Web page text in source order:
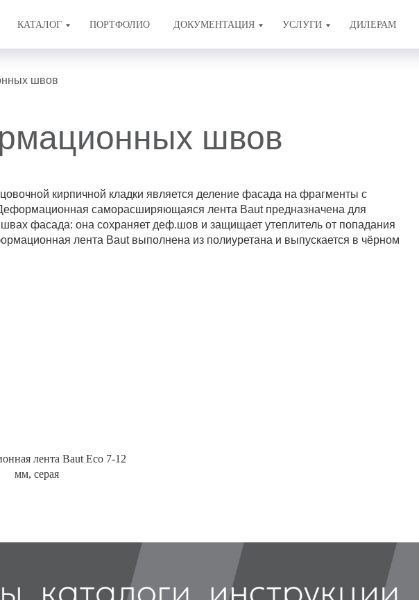
КАТАЛОГ ПОРТФОЛИО ДОКУМЕНТАЦИЯ УСЛУГИ ДИЛЕРАМ
швов
швов
кирпичной кладки является деление фасада на фрагменты с
саморасширяющаяся лента Baut предназначена для
фасада: она сохраняет деф.шов и защищает утеплитель от попадания
лента Baut выполнена из полиуретана и выпускается в чёрном
лента Baut Eco 7-12
мм, серая